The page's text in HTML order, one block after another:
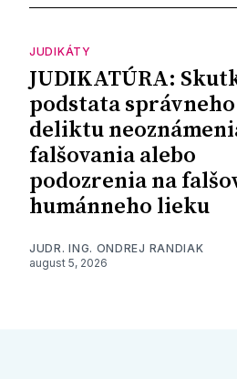
JUDIKÁTY
JUDIKATÚRA:
podstata správneho
deliktu
falšovania alebo
podozrenia na
humánneho lieku
JUDR. ING. ONDREJ RANDIAK
august 5, 2026